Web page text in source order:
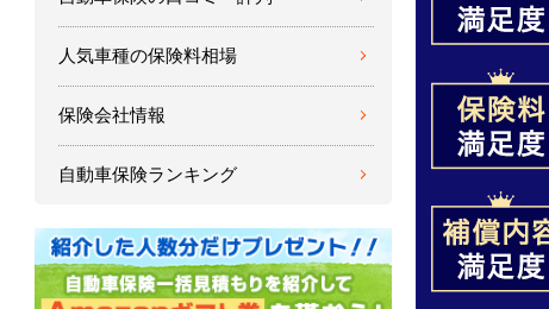
人気車種の保険料相場
保険会社情報
自動車保険ランキング